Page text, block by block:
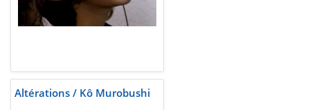
Altérations / Kô Murobushi